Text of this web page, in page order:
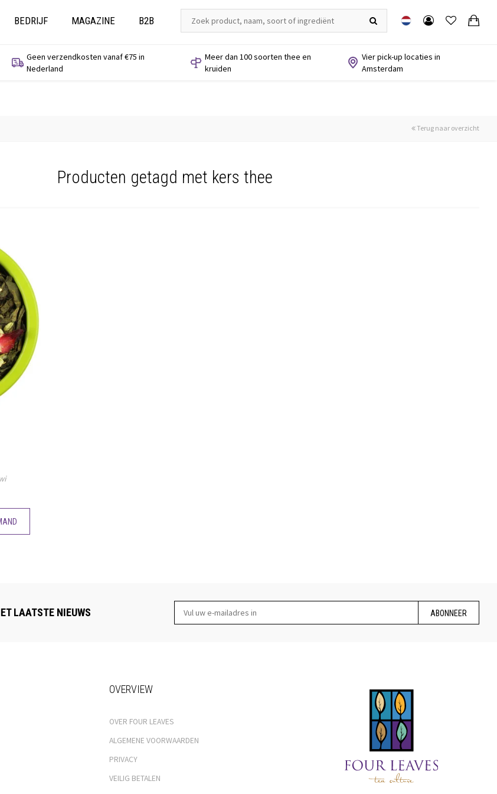
BEDRIJF MAGAZINE B2B
Geen verzendkosten vanaf €75 in
Nederland
Meer dan 100 soorten thee en
kruiden
Vier pick-up locaties in
Amsterdam
Terug naar overzicht
Producten getagd met kers thee
LAATSTE NIEUWS ABONNEER
OVERVIEW
OVER FOUR LEAVES
ALGEMENE VOORWAARDEN
PRIVACY
VEILIG BETALEN